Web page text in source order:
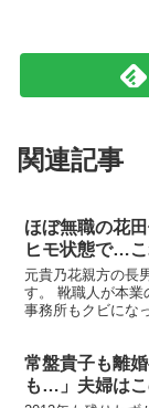
関連記事
ほぼ無職の花
ヒモ状態で…
元貴乃花親方の長
す。 靴職人が本業
事務所もクビにな
常盤貴子も離
も…」夫婦はこ